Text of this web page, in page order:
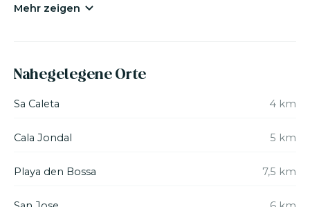
eingezäunten Grundstück umgeben, mit Garten
und einem Teich mit Fischen und Schildkröten.
Außenmöbel sind von hoher Qualität. Es gibt 3
einen überdachten Bereich am Pool.
und 1 Zweibettzimmer, 2 Bäder, eine große und
Mehr zeigen
Nahegelegene Orte
Sa Caleta 4 km
Cala Jondal 5 km
Playa den Bossa 7,5 km